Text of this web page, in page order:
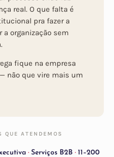
real. O que falta é
pra fazer a
organização sem
fique na empresa
não que vire mais um
QUE ATENDEMOS
·Serviços B2B ·11–200